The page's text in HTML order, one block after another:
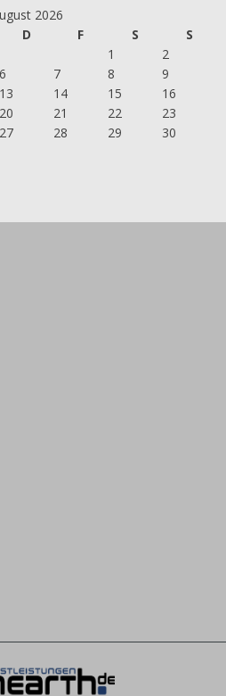
2026
D F S
S
1
2
6 7 8
9
13 14 15
16
20 21 22
23
27 28 29
30